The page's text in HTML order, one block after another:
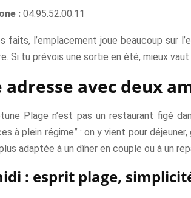
: 04.95.52.00.11
faits, l’emplacement joue beaucoup sur
Si tu prévois une sortie en été, mieux
adresse avec deux
Plage n’est pas un restaurant figé
à plein régime” : on y vient pour
adaptée à un dîner en couple ou à un
: esprit plage,